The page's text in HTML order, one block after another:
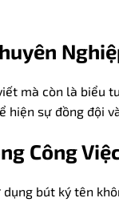
mà còn là biểu
sự đồng đội
Công
bút ký tên